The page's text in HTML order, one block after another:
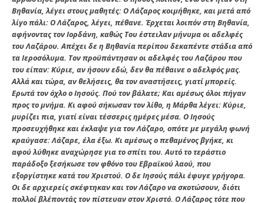
Βηθανία, λέγει στους μαθητές: Ο Λάζαρος κοιμήθηκε, και μετά από
λίγο πάλι: Ο Λάζαρος, λέγει, πέθανε. Έρχεται λοιπόν στη Βηθανία,
αφήνοντας τον Ιορδάνη, καθώς Του έστειλαν μήνυμα οι αδελφές
του Λαζάρου. Απέχει δε η Βηθανία περίπου δεκαπέντε στάδια από
τα Ιεροσόλυμα. Τον προϋπάντησαν οι αδελφές του Λαζάρου που
του είπαν: Κύριε, αν ήσουν εδώ, δεν θα πέθαινε ο αδελφός μας.
Αλλά και τώρα, αν θελήσεις, θα τον αναστήσεις, γιατί μπορείς.
Ερωτά τον όχλο ο Ιησούς. Πού τον βάλατε; Και αμέσως όλοι πήγαν
προς το μνήμα. Κι αφού σήκωσαν τον λίθο, η Μάρθα λέγει: Κύριε,
μυρίζει πια, γιατί είναι τέσσερις ημέρες μέσα. Ο Ιησούς
προσευχήθηκε και έκλαψε για τον Λάζαρο, οπότε με μεγάλη φωνή
κραύγασε: Λάζαρε, έλα έξω. Κι αμέσως ο πεθαμένος βγήκε, κι
αφού λύθηκε αναχώρησε για το σπίτι του. Αυτό το τεράστιο
παράδοξο ξεσήκωσε τον φθόνο του Εβραϊκού λαού, που
εξοργίστηκε κατά του Χριστού. Ο δε Ιησούς πάλι έφυγε γρήγορα.
Οι δε αρχιερείς σκέφτηκαν και τον Λάζαρο να σκοτώσουν, διότι
πολλοί βλέποντάς τον πίστευαν στον Χριστό. Ο Λάζαρος τότε που